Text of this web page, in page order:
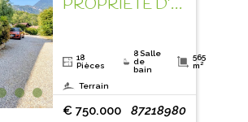
PROPRIETE D’EXCEPTION FACE AU MONT BLANC !
18
Pièces
8 Salle
de
bain
565
m²
Terrain
€ 750.000 87218980